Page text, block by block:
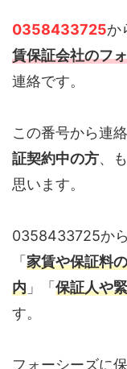
0358433725か
賃保証会社のフ
連絡です。
この番号から連
証契約中の方、
思います。
0358433725か
「 家賃や保証料
内 」「 保証人や
す。
フォーシーズに